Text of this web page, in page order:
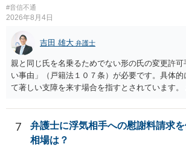
変更許可の場合、あなたは現在の戸籍からもう一
籍する（戻る）という戸籍変動になるため、成人
可申立てにおいては、入籍先である親（及びそこ
者や15歳以上の子）の同意があるかどうかが重視
です。 (2)については、「やむを得ない事由」が
は、名の変更許可よりも厳重な要件であるとされ
的・心理的な理由ではなかなかハードルが高い
性的虐待を受けていたケースで氏変更を許可し
立て前に分籍届によってあなたの単独戸籍を編
でしょう。 法的に検討すべき課題が多いため、
#音信不通
2026年8月4日
吉田 雄大 弁護士
親と同じ氏を名乗るためでない形の氏の変更許
い事由」（戸籍法１０７条）が必要です。具体
て著しい支障を来す場合を指すとされています
支障」の具体的判断の中で、現在の氏を使い続
いのかが審理判断されることになる、というも
7
弁護士に浮気相手への慰謝料請求
相場は？